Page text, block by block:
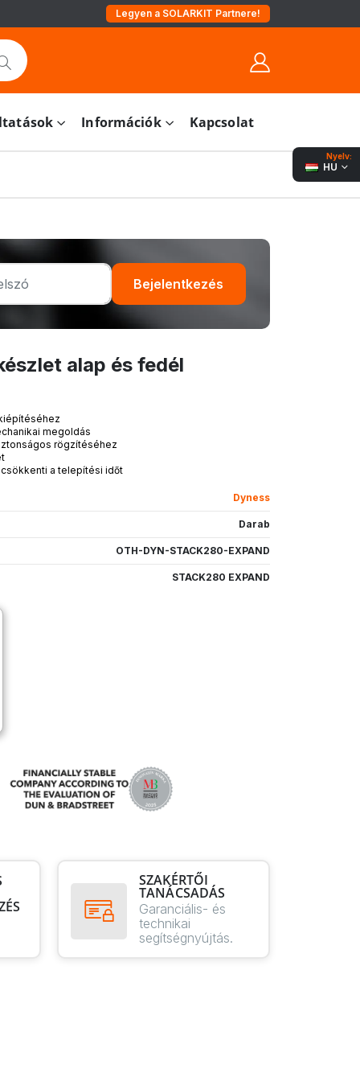
Legyen a SOLARKIT Partnere!
Nyelv:
HU
Információk Kapcsolat
Bejelentkezés
alap és fedél
megoldás
rögzítéséhez
a telepítési időt
Dyness
Darab
OTH-DYN-STACK280-EXPAND
STACK280 EXPAND
SZAKÉRTŐI
TANÁCSADÁS
Garanciális- és
technikai
segítségnyújtás.